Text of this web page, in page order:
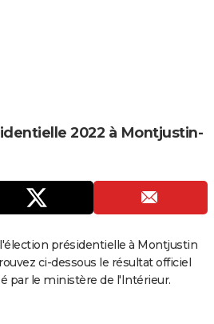
2022 à Montjustin-
présidentielle à Montjustin
ci-dessous le résultat officiel
par le ministère de l'Intérieur.